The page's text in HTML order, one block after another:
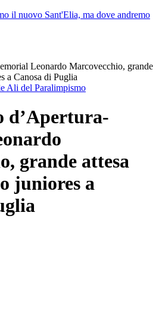
il nuovo Sant'Elia, ma dove andremo
Leonardo Marcovecchio, grande
a Canosa di Puglia
Ali del Paralimpismo
d’Apertura-
grande attesa
juniores a